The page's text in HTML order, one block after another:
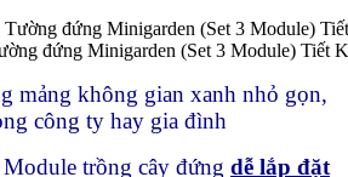
đứng Minigarden (Set 3 Module) Tiết
mảng không gian xanh nhỏ gọn,
công ty hay gia đình
trồng cây đứng dễ lắp đặt